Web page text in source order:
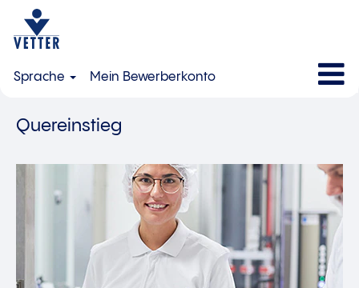
Sprache Mein Bewerberkonto
Quereinstieg